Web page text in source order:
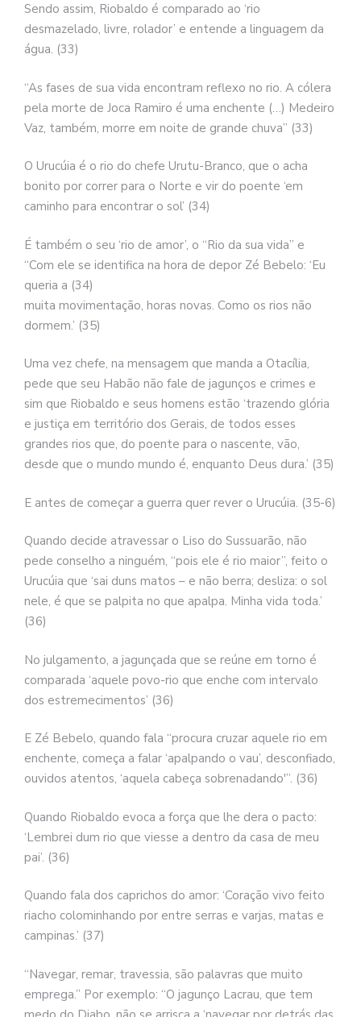
Sendo assim, Riobaldo é comparado ao ‘rio
desmazelado, livre, rolador’ e entende a linguagem da
água. (33)
“As fases de sua vida encontram reflexo no rio. A cólera
pela morte de Joca Ramiro é uma enchente (…) Medeiro
Vaz, também, morre em noite de grande chuva” (33)
O Urucúia é o rio do chefe Urutu-Branco, que o acha
bonito por correr para o Norte e vir do poente ‘em
caminho para encontrar o sol’ (34)
É também o seu ‘rio de amor’, o “Rio da sua vida” e
“Com ele se identifica na hora de depor Zé Bebelo: ‘Eu
queria a (34)
muita movimentação, horas novas. Como os rios não
dormem.’ (35)
Uma vez chefe, na mensagem que manda a Otacília,
pede que seu Habão não fale de jagunços e crimes e
sim que Riobaldo e seus homens estão ‘trazendo glória
e justiça em território dos Gerais, de todos esses
grandes rios que, do poente para o nascente, vão,
desde que o mundo mundo é, enquanto Deus dura.’ (35)
E antes de começar a guerra quer rever o Urucúia. (35-6)
Quando decide atravessar o Liso do Sussuarão, não
pede conselho a ninguém, “pois ele é rio maior”, feito o
Urucúia que ‘sai duns matos – e não berra; desliza: o sol
nele, é que se palpita no que apalpa. Minha vida toda.’
(36)
No julgamento, a jagunçada que se reúne em torno é
comparada ‘aquele povo-rio que enche com intervalo
dos estremecimentos’ (36)
E Zé Bebelo, quando fala “procura cruzar aquele rio em
enchente, começa a falar ‘apalpando o vau’, desconfiado,
ouvidos atentos, ‘aquela cabeça sobrenadando'”. (36)
Quando Riobaldo evoca a força que lhe dera o pacto:
‘Lembrei dum rio que viesse a dentro da casa de meu
pai’. (36)
Quando fala dos caprichos do amor: ‘Coração vivo feito
riacho colominhando por entre serras e varjas, matas e
campinas.’ (37)
“Navegar, remar, travessia, são palavras que muito
emprega.” Por exemplo: “O jagunço Lacrau, que tem